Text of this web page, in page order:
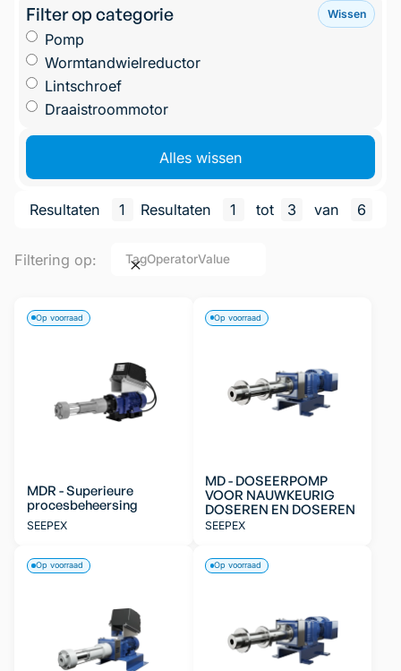
Filter op categorie Wissen
Pomp
Wormtandwielreductor
Lintschroef
Draaistroommotor
Alles wissen
Resultaten 1 Resultaten 1 tot 3 van 6
Filtering op: TagOperatorValue
MDR - Superieure
procesbeheersing
SEEPEX
Op voorraad
MD - DOSEERPOMP
VOOR NAUWKEURIG
DOSEREN EN DOSEREN
SEEPEX
Op voorraad
Op voorraad Op voorraad